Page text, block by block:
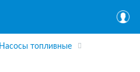
Насосы топливные